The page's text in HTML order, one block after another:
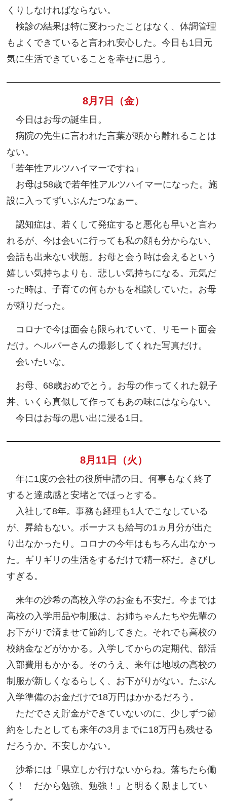
くりしなければならない。
検診の結果は特に変わったことはなく、体調管理
もよくできていると言われ安心した。今日も1日元
気に生活できていることを幸せに思う。
8月7日（金）
今日はお母の誕生日。
病院の先生に言われた言葉が頭から離れることは
ない。
「若年性アルツハイマーですね」
お母は58歳で若年性アルツハイマーになった。施
設に入ってずいぶんたつなぁー。
認知症は、若くして発症すると悪化も早いと言わ
れるが、今は会いに行っても私の顔も分からない、
会話も出来ない状態。お母と会う時は会えるという
嬉しい気持ちよりも、悲しい気持ちになる。元気だ
った時は、子育ての何もかもを相談していた。お母
が頼りだった。
コロナで今は面会も限られていて、リモート面会
だけ。ヘルパーさんの撮影してくれた写真だけ。
会いたいな。
お母、68歳おめでとう。お母の作ってくれた親子
丼、いくら真似して作ってもあの味にはならない。
今日はお母の思い出に浸る1日。
8月11日（火）
年に1度の会社の役所申請の日。何事もなく終了
すると達成感と安堵とでほっとする。
入社して8年。事務も経理も1人でこなしている
が、昇給もない。ボーナスも給与の1ヵ月分が出た
り出なかったり。コロナの今年はもちろん出なかっ
た。ギリギリの生活をするだけで精一杯だ。きびし
すぎる。
来年の沙希の高校入学のお金も不安だ。今までは
高校の入学用品や制服は、お姉ちゃんたちや先輩の
お下がりで済ませて節約してきた。それでも高校の
校納金などがかかる。入学してからの定期代、部活
入部費用もかかる。そのうえ、来年は地域の高校の
制服が新しくなるらしく、お下がりがない。たぶん
入学準備のお金だけで18万円はかかるだろう。
ただでさえ貯金ができていないのに、少しずつ節
約をしたとしても来年の3月までに18万円も残せる
だろうか。不安しかない。
沙希には「県立しか行けないからね。落ちたら働
く！ だから勉強、勉強！」と明るく励ましてい